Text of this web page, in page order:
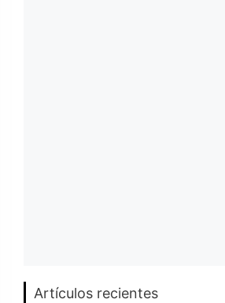
Artículos recientes